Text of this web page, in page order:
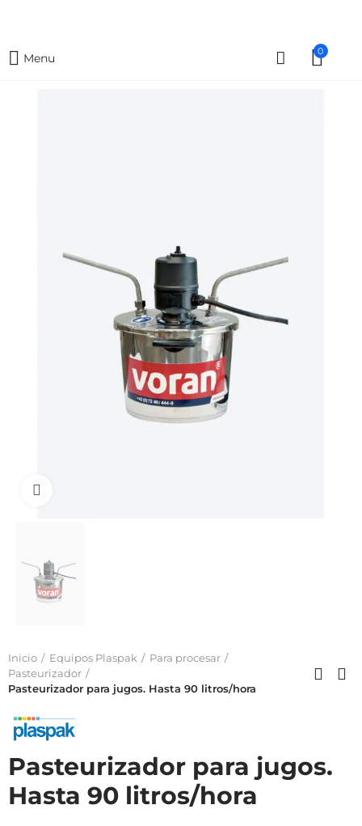
Menu 0
Inicio Equipos Plaspak
Para procesar
Pasteurizador
Pasteurizador para jugos. Hasta 90 litros/hora
Pasteurizador para jugos.
Hasta 90 litros/hora